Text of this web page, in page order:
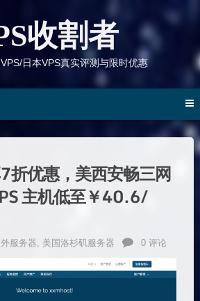
收割者
日本VPS真实评测与限时优惠
折优惠，美西安畅三网
主机低至￥40.6/
外服务器, 美国洛杉矶服务器 0 评论